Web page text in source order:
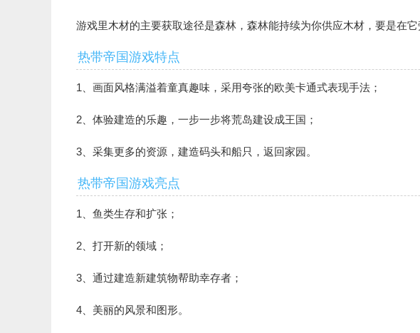
游戏里木材的主要获取途径是森林，森林能持续为你供应木材，要是在
热带帝国游戏特点
1、画面风格满溢着童真趣味，采用夸张的欧美卡通式表现手法；
2、体验建造的乐趣，一步一步将荒岛建设成王国；
3、采集更多的资源，建造码头和船只，返回家园。
热带帝国游戏亮点
1、鱼类生存和扩张；
2、打开新的领域；
3、通过建造新建筑物帮助幸存者；
4、美丽的风景和图形。